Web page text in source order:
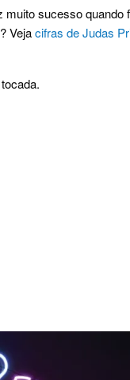
muito sucesso quando
Vejacifras de Judas
tocada.